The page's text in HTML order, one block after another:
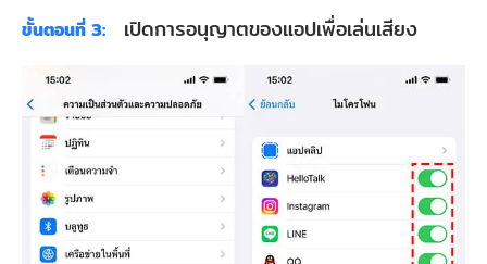
ขั้นตอนที่ 3: เปิดการอนุญาตของแอปเพื่อเล่นเสียง